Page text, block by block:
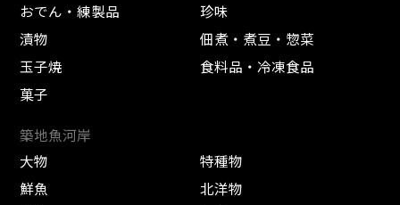
おでん・練製品
珍味
漬物
佃煮・煮豆・惣菜
玉子焼
食料品・冷凍食品
菓子
築地魚河岸
大物
特種物
鮮魚
北洋物